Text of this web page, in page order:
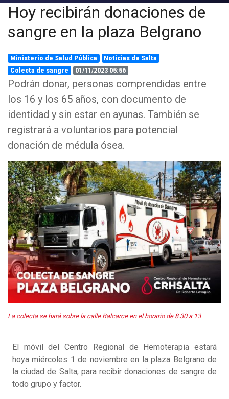
Hoy recibirán donaciones de
sangre en la plaza Belgrano
Ministerio de Salud Pública
Noticias de Salta
Colecta de sangre
01/11/2023 05:56
Podrán donar, personas comprendidas entre
los 16 y los 65 años, con documento de
identidad y sin estar en ayunas. También se
registrará a voluntarios para potencial
donación de médula ósea.
La colecta se hará sobre la calle Balcarce en el horario de 8.30 a 13
El móvil del Centro Regional de Hemoterapia estará
hoya miércoles 1 de noviembre en la plaza Belgrano de
la ciudad de Salta, para recibir donaciones de sangre de
todo grupo y factor.